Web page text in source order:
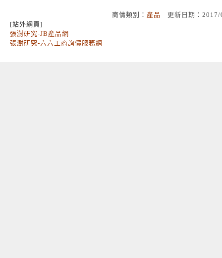
商情類別： 產品
更新日期：
[站外網頁]
張澍研究-JB產品網
張澍研究-六六工商詢價服務網